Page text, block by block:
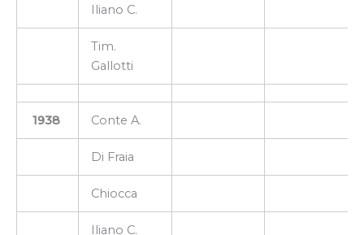
Iliano C.
Tim.
Gallotti
1938 Conte A.
Di Fraia
Chiocca
Iliano C.